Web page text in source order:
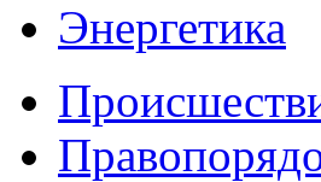
Энергетика